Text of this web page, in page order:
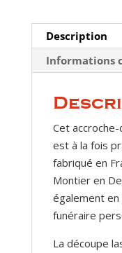
Description
Informations
Cet
est à la fois
fabriqué en
Montier en
également
funéraire
La découpe